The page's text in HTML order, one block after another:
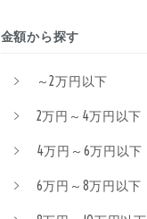
金額から探す
～2万円以下
2万円～4万円以下
4万円～6万円以下
6万円～8万円以下